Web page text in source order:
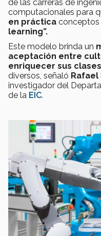
de las carreras de
computacionales para
en práctica conceptos
learning”.
Este modelo brinda un
aceptación entre
enriquecer sus clases
diversos, señaló Rafael
investigador del
de la EIC.